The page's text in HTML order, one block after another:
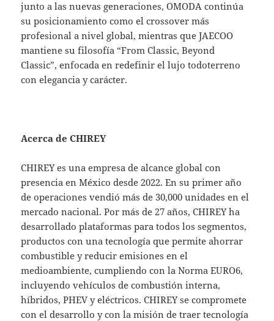
junto a las nuevas generaciones, OMODA continúa
su posicionamiento como el crossover más
profesional a nivel global, mientras que JAECOO
mantiene su filosofía “From Classic, Beyond
Classic”, enfocada en redefinir el lujo todoterreno
con elegancia y carácter.
Acerca de CHIREY
CHIREY es una empresa de alcance global con
presencia en México desde 2022. En su primer año
de operaciones vendió más de 30,000 unidades en el
mercado nacional. Por más de 27 años, CHIREY ha
desarrollado plataformas para todos los segmentos,
productos con una tecnología que permite ahorrar
combustible y reducir emisiones en el
medioambiente, cumpliendo con la Norma EURO6,
incluyendo vehículos de combustión interna,
híbridos, PHEV y eléctricos. CHIREY se compromete
con el desarrollo y con la misión de traer tecnología